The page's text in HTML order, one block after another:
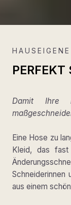
PERFEKT
Damit Ihre
Eine Hose zu
Kleid, das
Schneiderinnen
aus einem